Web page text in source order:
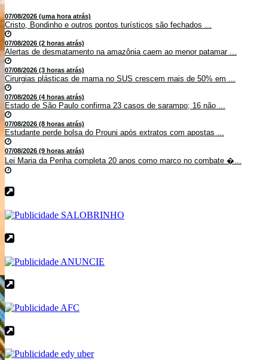
07/08/2026 (uma hora atrás)
Cristo, Bondinho e outros pontos turísticos são fechados ...
07/08/2026 (2 horas atrás)
Alertas de desmatamento na amazônia caem ao menor patamar ...
07/08/2026 (3 horas atrás)
Cirurgias plásticas de mama no SUS crescem mais de 50% em ...
07/08/2026 (4 horas atrás)
Estado de São Paulo confirma 23 casos de sarampo; 16 não ...
07/08/2026 (8 horas atrás)
Estudante perde bolsa do Prouni após extratos com apostas ...
07/08/2026 (9 horas atrás)
Lei Maria da Penha completa 20 anos como marco no combate �...